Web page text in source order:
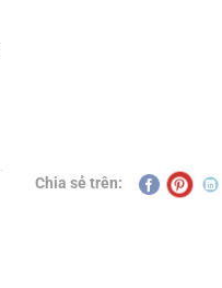
Chia sẻ trên: